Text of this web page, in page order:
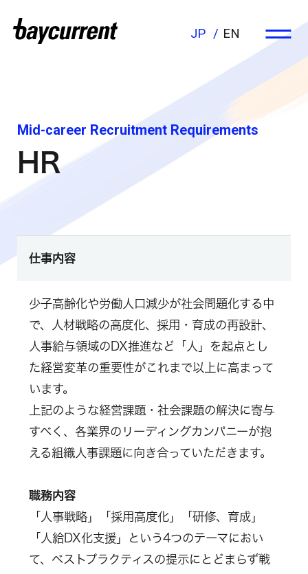
EN
JP
Mid-career Recruitment Requirements
HR
仕事内容
少子高齢化や労働人口減少が社会問題化する中
で、人材戦略の高度化、採用・育成の再設計、
人事給与領域のDX推進など「人」を起点とし
た経営変革の重要性がこれまで以上に高まって
います。
上記のような経営課題・社会課題の解決に寄与
すべく、各業界のリーディングカンパニーが抱
える組織人事課題に向き合っていただきます。
職務内容
「人事戦略」「採用高度化」「研修、育成」
「人給DX化支援」という4つのテーマにおい
て、ベストプラクティスの提示にとどまらず戦